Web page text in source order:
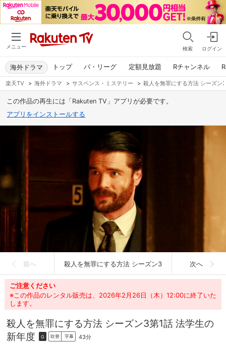
メニュー 検索 ログイン
トップ パ・リーグ 定額見放題 Rチャンネル
海外ドラマ
楽天TV > 海外ドラマ > サスペンス・ミステリー > 殺人を無罪にする方法 シーズン3
この作品の再生には「Rakuten TV」アプリが必要です。
アプリをインストールする
前へ 殺人を無罪にする方法 シーズン3 次へ
ご注意ください
※この作品のレンタル販売は、2026年2月26日（木）12:00に終了いた
します。
殺人を無罪にする方法 シーズン3第1話 法学生の
新年度
G 吹替 字幕 43分